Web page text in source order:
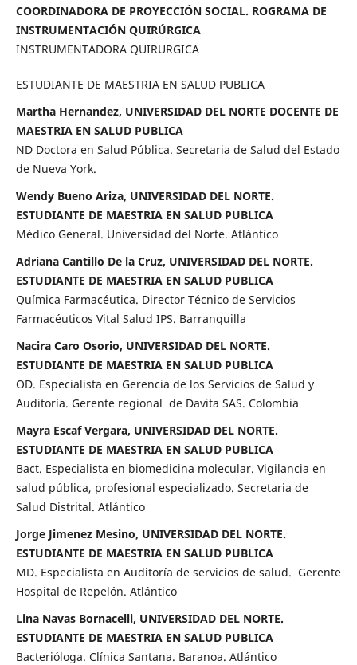
COORDINADORA DE PROYECCIÓN SOCIAL. ROGRAMA DE
INSTRUMENTACIÓN QUIRÚRGICA
INSTRUMENTADORA QUIRURGICA
ESTUDIANTE DE MAESTRIA EN SALUD PUBLICA
Martha Hernandez, UNIVERSIDAD DEL NORTE DOCENTE DE
MAESTRIA EN SALUD PUBLICA
ND Doctora en Salud Pública. Secretaria de Salud del Estado
de Nueva York.
Wendy Bueno Ariza, UNIVERSIDAD DEL NORTE.
ESTUDIANTE DE MAESTRIA EN SALUD PUBLICA
Médico General. Universidad del Norte. Atlántico
Adriana Cantillo De la Cruz, UNIVERSIDAD DEL NORTE.
ESTUDIANTE DE MAESTRIA EN SALUD PUBLICA
Química Farmacéutica. Director Técnico de Servicios
Farmacéuticos Vital Salud IPS. Barranquilla
Nacira Caro Osorio, UNIVERSIDAD DEL NORTE.
ESTUDIANTE DE MAESTRIA EN SALUD PUBLICA
OD. Especialista en Gerencia de los Servicios de Salud y
Auditoría. Gerente regional de Davita SAS. Colombia
Mayra Escaf Vergara, UNIVERSIDAD DEL NORTE.
ESTUDIANTE DE MAESTRIA EN SALUD PUBLICA
Bact. Especialista en biomedicina molecular. Vigilancia en
salud pública, profesional especializado. Secretaria de
Salud Distrital. Atlántico
Jorge Jimenez Mesino, UNIVERSIDAD DEL NORTE.
ESTUDIANTE DE MAESTRIA EN SALUD PUBLICA
MD. Especialista en Auditoría de servicios de salud. Gerente
Hospital de Repelón. Atlántico
Lina Navas Bornacelli, UNIVERSIDAD DEL NORTE.
ESTUDIANTE DE MAESTRIA EN SALUD PUBLICA
Bacterióloga. Clínica Santana. Baranoa. Atlántico